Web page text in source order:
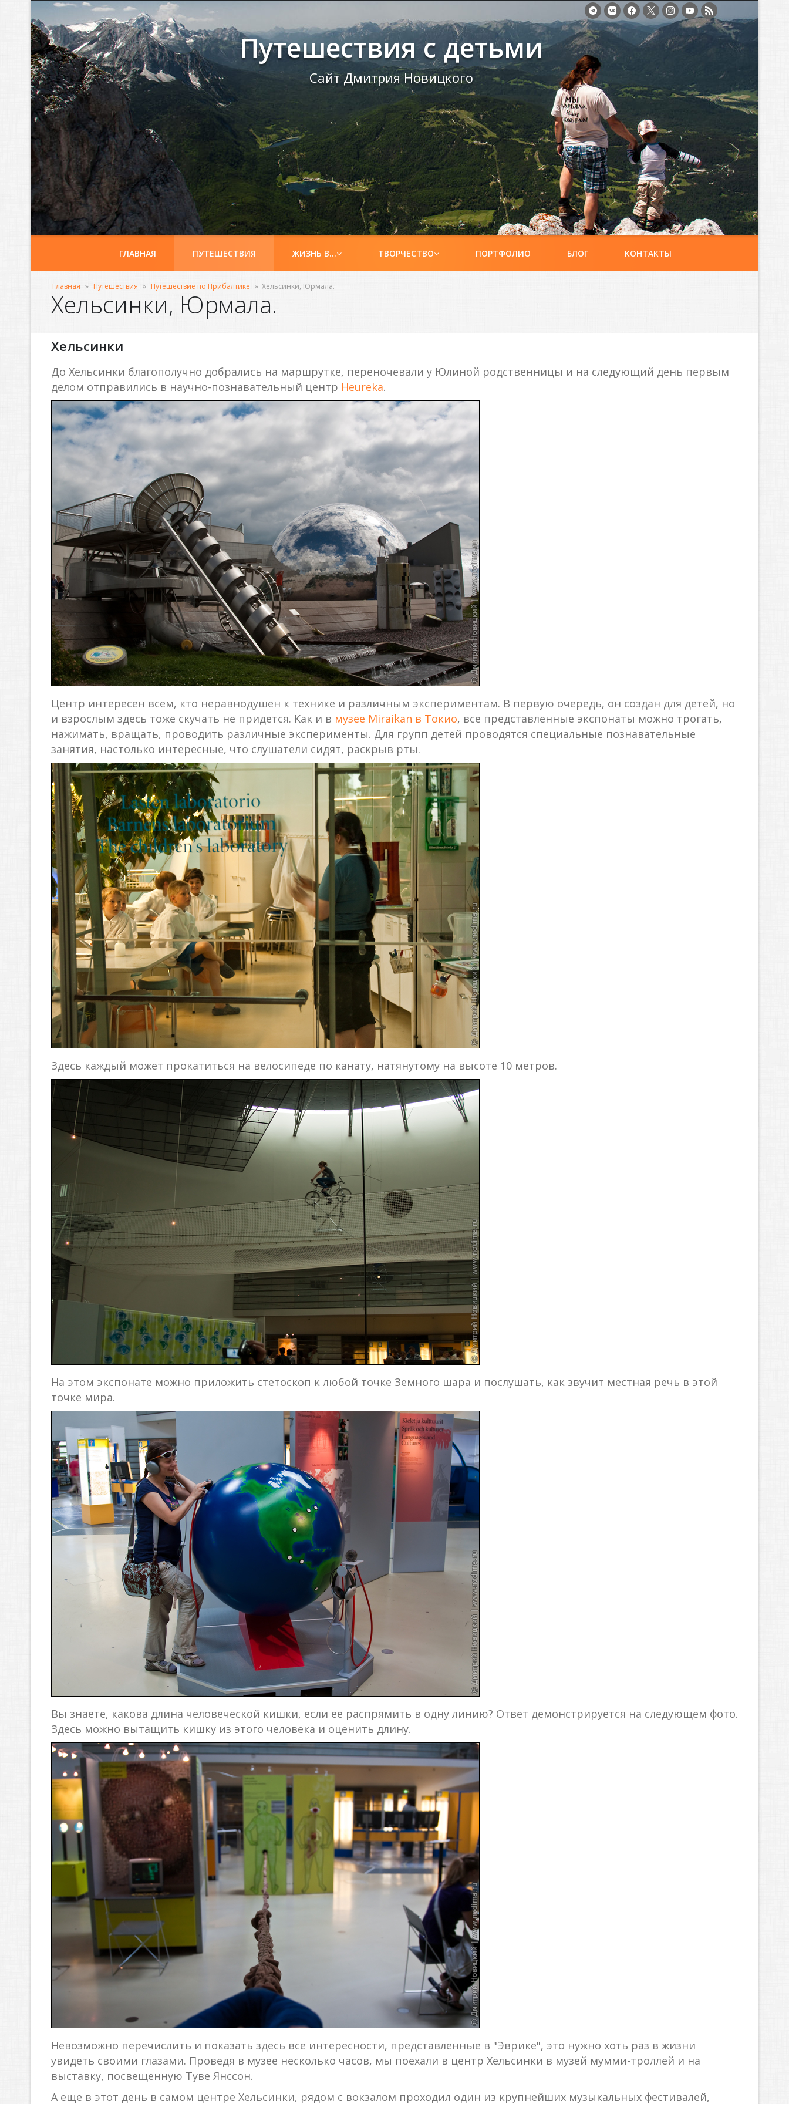
Путешествия с детьми
Сайт Дмитрия Новицкого
ГЛАВНАЯ ПУТЕШЕСТВИЯ ЖИЗНЬ В… ТВОРЧЕСТВО ПОРТФОЛИО БЛОГ КОНТАКТЫ
Главная » Путешествия » Путешествие по Прибалтике » Хельсинки, Юрмала.
Хельсинки, Юрмала.
Хельсинки
До Хельсинки благополучно добрались на маршрутке, переночевали у Юлиной родственницы и на следующий день первым
делом отправились в научно-познавательный центр Heureka.
Центр интересен всем, кто неравнодушен к технике и различным экспериментам. В первую очередь, он создан для детей, но
и взрослым здесь тоже скучать не придется. Как и в музее Miraikan в Токио, все представленные экспонаты можно трогать,
нажимать, вращать, проводить различные эксперименты. Для групп детей проводятся специальные познавательные
занятия, настолько интересные, что слушатели сидят, раскрыв рты.
Здесь каждый может прокатиться на велосипеде по канату, натянутому на высоте 10 метров.
На этом экспонате можно приложить стетоскоп к любой точке Земного шара и послушать, как звучит местная речь в этой
точке мира.
Вы знаете, какова длина человеческой кишки, если ее распрямить в одну линию? Ответ демонстрируется на следующем фото.
Здесь можно вытащить кишку из этого человека и оценить длину.
Невозможно перечислить и показать здесь все интересности, представленные в "Эврике", это нужно хоть раз в жизни
увидеть своими глазами. Проведя в музее несколько часов, мы поехали в центр Хельсинки в музей мумми-троллей и на
выставку, посвещенную Туве Янссон.
А еще в этот день в самом центре Хельсинки, рядом с вокзалом проходил один из крупнейших музыкальных фестивалей,